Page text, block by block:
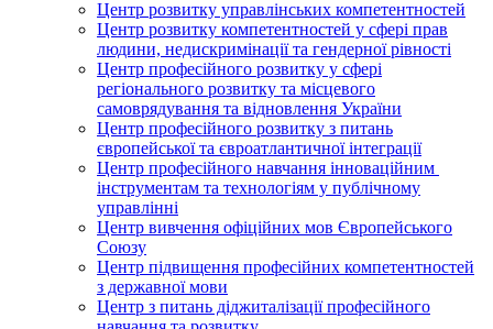
Центр розвитку управлінських компетентностей
Центр розвитку компетентностей у сфері прав
людини, недискримінації та гендерної рівності
Центр професійного розвитку у сфері
регіонального розвитку та місцевого
самоврядування та відновлення України
Центр професійного розвитку з питань
європейської та євроатлантичної інтеграції
Центр професійного навчання інноваційним
інструментам та технологіям у публічному
управлінні
Центр вивчення офіційних мов Європейського
Союзу
Центр підвищення професійних компетентностей
з державної мови
Центр з питань діджиталізації професійного